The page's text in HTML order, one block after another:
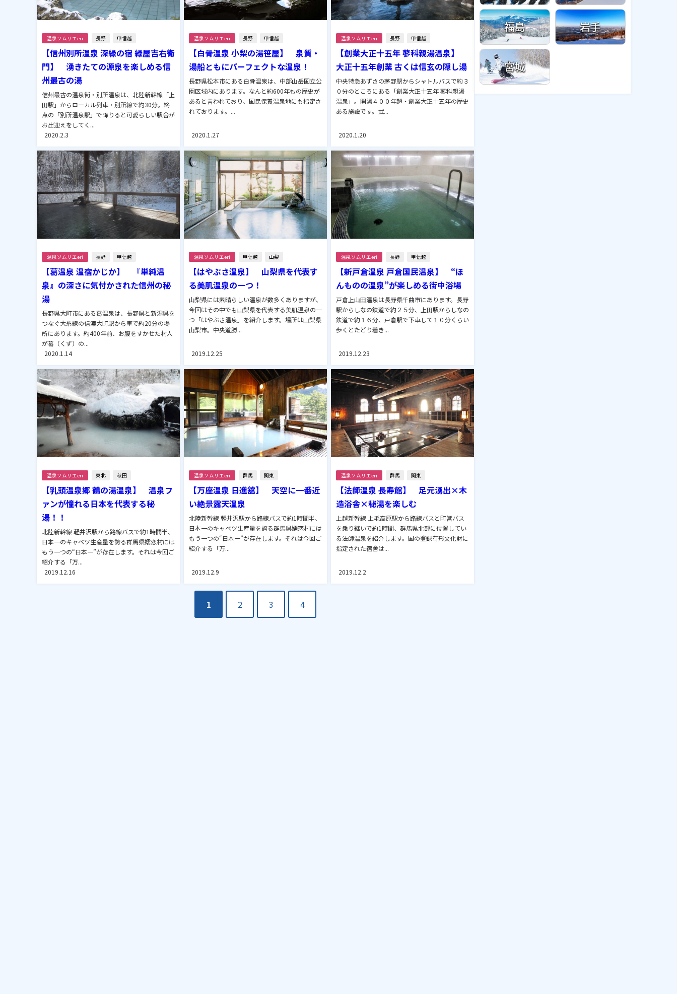
温泉ソムリエeri 長野 甲信越
【信州別所温泉 深緑の宿 緑屋吉右衛
門】 湧きたての源泉を楽しめる信
州最古の湯
信州最古の温泉街・別所温泉は、北陸新幹線「上
田駅」からローカル列車・別所線で約30分。終
点の「別所温泉駅」で降りると可愛らしい駅舎が
お出迎えをしてく...
2020.2.3
温泉ソムリエeri 長野 甲信越
【白骨温泉 小梨の湯笹屋】 泉質・
湯船ともにパーフェクトな温泉！
長野県松本市にある白骨温泉は、中部山岳国立公
園区域内にあります。なんと約600年もの歴史が
あると言われており、国民保養温泉地にも指定さ
れております。...
2020.1.27
温泉ソムリエeri 長野 甲信越
【創業大正十五年 蓼科親湯温泉】
大正十五年創業 古くは信玄の隠し湯
中央特急あずさの茅野駅からシャトルバスで約３
０分のところにある「創業大正十五年 蓼科親湯
温泉」。開湯４００年超・創業大正十五年の歴史
ある施設です。武...
2020.1.20
温泉ソムリエeri 長野 甲信越
【葛温泉 温宿かじか】 『単純温
泉』の深さに気付かされた信州の秘
湯
長野県大町市にある葛温泉は、長野県と新潟県を
つなぐ大糸線の信濃大町駅から車で約20分の場
所にあります。約400年前、お腹をすかせた村人
が葛（くず）の...
2020.1.14
温泉ソムリエeri 甲信越 山梨
【はやぶさ温泉】 山梨県を代表す
る美肌温泉の一つ！
山梨県には素晴らしい温泉が数多くありますが、
今回はその中でも山梨県を代表する美肌温泉の一
つ「はやぶさ温泉」を紹介します。場所は山梨県
山梨市。中央道勝...
2019.12.25
温泉ソムリエeri 長野 甲信越
【新戸倉温泉 戸倉国民温泉】 “ほ
んものの温泉”が楽しめる街中浴場
戸倉上山田温泉は長野県千曲市にあります。長野
駅からしなの鉄道で約２５分、上田駅からしなの
鉄道で約１６分、戸倉駅で下車して１０分くらい
歩くとたどり着き...
2019.12.23
温泉ソムリエeri 東北 秋田
【乳頭温泉郷 鶴の湯温泉】 温泉フ
ァンが憧れる日本を代表する秘
湯！！
北陸新幹線 軽井沢駅から路線バスで約1時間半、
日本一のキャベツ生産量を誇る群馬県嬬恋村には
もう一つの“日本一”が存在します。それは今回ご
紹介する「万...
2019.12.16
温泉ソムリエeri 群馬 関東
【万座温泉 日進舘】 天空に一番近
い絶景露天温泉
北陸新幹線 軽井沢駅から路線バスで約1時間半、
日本一のキャベツ生産量を誇る群馬県嬬恋村には
もう一つの“日本一”が存在します。それは今回ご
紹介する「万...
2019.12.9
温泉ソムリエeri 群馬 関東
【法師温泉 長寿館】 足元湧出×木
造浴舎×秘湯を楽しむ
上越新幹線 上毛高原駅から路線バスと町営バス
を乗り継いで約1時間、群馬県北部に位置してい
る法師温泉を紹介します。国の登録有形文化財に
指定された宿舎は...
2019.12.2
1 2 3 4